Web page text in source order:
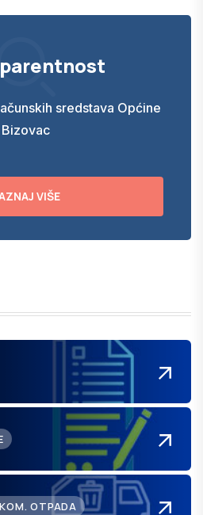
sredstava Općine
Bizovac
VIŠE
OTPADA